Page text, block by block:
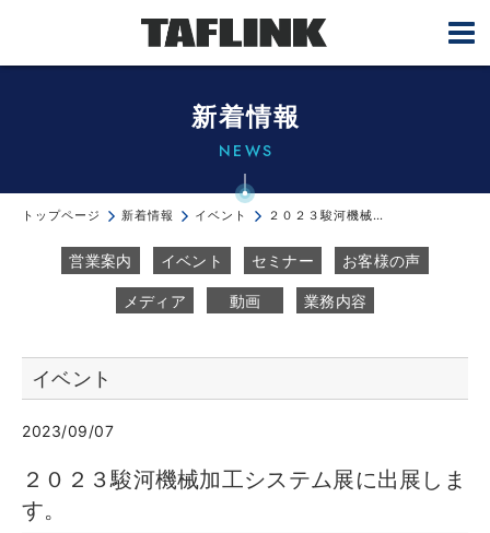
新着情報
NEWS
トップページ 新着情報 イベント ２０２３駿河機械加工システム展に出展します。
営業案内 イベント セミナー お客様の声
メディア 動画 業務内容
イベント
2023/09/07
２０２３駿河機械加工システム展に出展しま
す。